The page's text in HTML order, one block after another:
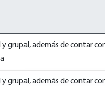
grupal, además de contar
grupal, además de contar